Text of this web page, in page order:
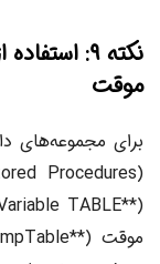
نکته ۹:
موقت
برای مجموعه‌های